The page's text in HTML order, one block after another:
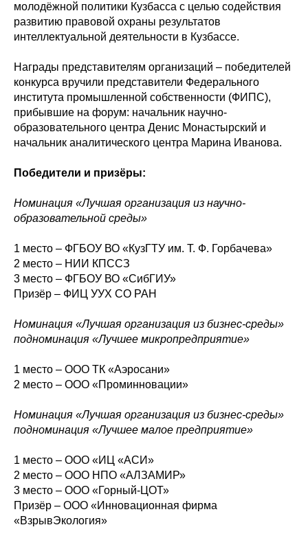
молодёжной политики Кузбасса с целью содействия
развитию правовой охраны результатов
интеллектуальной деятельности в Кузбассе.
Награды представителям организаций – победителей
конкурса вручили представители Федерального
института промышленной собственности (ФИПС),
прибывшие на форум: начальник научно-
образовательного центра Денис Монастырский и
начальник аналитического центра Марина Иванова.
Победители и призёры:
Номинация «Лучшая организация из научно-
образовательной среды»
1 место – ФГБОУ ВО «КузГТУ им. Т. Ф. Горбачева»
2 место – НИИ КПССЗ
3 место – ФГБОУ ВО «СибГИУ»
Призёр – ФИЦ УУХ СО РАН
Номинация «Лучшая организация из бизнес-среды»
подноминация «Лучшее микропредприятие»
1 место – ООО ТК «Аэросани»
2 место – ООО «Проминновации»
Номинация «Лучшая организация из бизнес-среды»
подноминация «Лучшее малое предприятие»
1 место – ООО «ИЦ «АСИ»
2 место – ООО НПО «АЛЗАМИР»
3 место – ООО «Горный-ЦОТ»
Призёр – ООО «Инновационная фирма
«ВзрывЭкология»